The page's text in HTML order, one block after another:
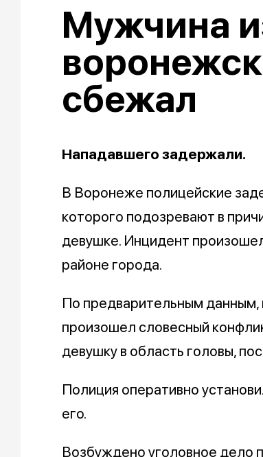
Мужчина
сбежал
Нападавшего задержали.
В Воронеже полицейские
которого подозревают в
девушке. Инцидент
районе города.
По предварительным
произошел словесный
девушку в область головы,
Полиция оперативно
его.
Возбуждено уголовное дело